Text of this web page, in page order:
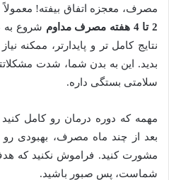
مصرف، معجزه اتفاق بیفته! معمولاً
2 تا 4 هفته مصرف مداوم
شروع به
نتایج کامل تر و پایدارتر، ممکنه
بدید. این به بدن شما، شدت
سلامتی بستگی داره.
مهمه که دوره درمان رو کامل
بعد از چند ماه مصرف، بهبودی
مشورت کنید. فراموش نکنید که
شماست، پس صبور باشید.